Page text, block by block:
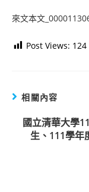
來文本文
Post Views: 124
相關內容
國立清華大學
生、111學年